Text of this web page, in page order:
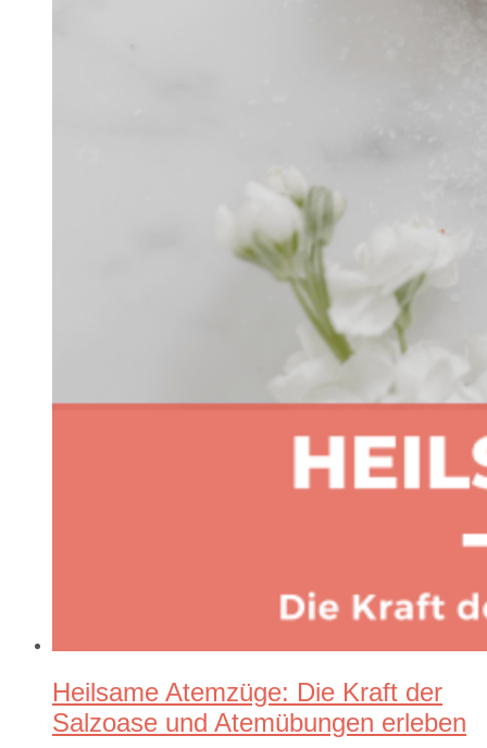
Heilsame Atemzüge: Die Kraft der
Salzoase und Atemübungen erleben